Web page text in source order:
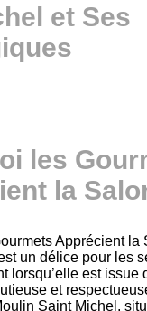
et Ses
les
la
Apprécient la
un délice pour les
lorsqu’elle est issue
et
Saint Michel,